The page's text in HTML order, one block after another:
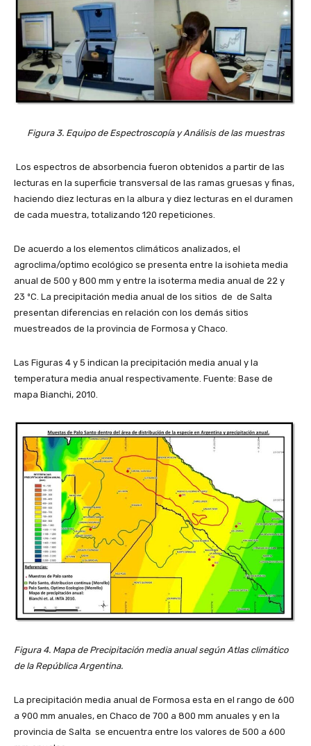
Figura 3. Equipo de Espectroscopía y Análisis de las muestras
Los espectros de absorbencia fueron obtenidos a partir de las
lecturas en la superficie transversal de las ramas gruesas y finas,
haciendo diez lecturas en la albura y diez lecturas en el duramen
de cada muestra, totalizando 120 repeticiones.
De acuerdo a los elementos climáticos analizados, el
agroclima/optimo ecológico se presenta entre la isohieta media
anual de 500 y 800 mm y entre la isoterma media anual de 22 y
23 ºC. La precipitación media anual de los sitios de de Salta
presentan diferencias en relación con los demás sitios
muestreados de la provincia de Formosa y Chaco.
Las Figuras 4 y 5 indican la precipitación media anual y la
temperatura media anual respectivamente. Fuente: Base de
mapa Bianchi, 2010.
Figura 4. Mapa de Precipitación media anual según Atlas climático
de la República Argentina.
La precipitación media anual de Formosa esta en el rango de 600
a 900 mm anuales, en Chaco de 700 a 800 mm anuales y en la
provincia de Salta se encuentra entre los valores de 500 a 600